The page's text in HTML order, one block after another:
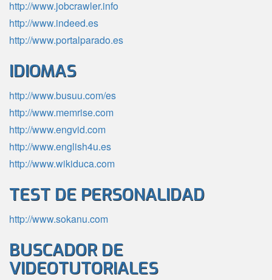
http://www.jobcrawler.info
http://www.indeed.es
http://www.portalparado.es
IDIOMAS
http://www.busuu.com/es
http://www.memrise.com
http://www.engvid.com
http://www.english4u.es
http://www.wikiduca.com
TEST DE PERSONALIDAD
http://www.sokanu.com
BUSCADOR DE
VIDEOTUTORIALES